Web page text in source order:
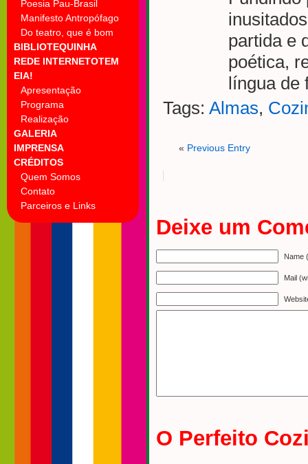
Poesia Pau-Brasil
Manifesto Antropófago
Do teatro, que é bom
BIBLIOTEQUINHA
REDE INTERNETOTEM
EIA!
Apresentação
Programa
Realização
GALERIA
IMPRENSA
CRÉDITOS
Quem Somos
Contato
Parceiros e Links
partida e
poética,
língua de
Tags: Almas,
« Previous Entry
Deixe um
Name
Mail
O Perfeito